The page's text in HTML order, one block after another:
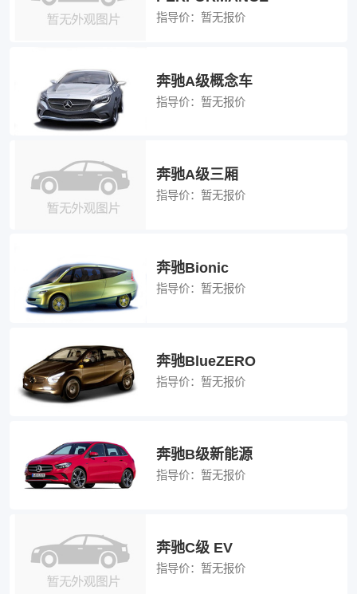
指导价： 暂无报价
奔驰A级概念车
指导价： 暂无报价
奔驰A级三厢
指导价： 暂无报价
奔驰Bionic
指导价： 暂无报价
奔驰BlueZERO
指导价： 暂无报价
奔驰B级新能源
指导价： 暂无报价
奔驰C级 EV
指导价： 暂无报价